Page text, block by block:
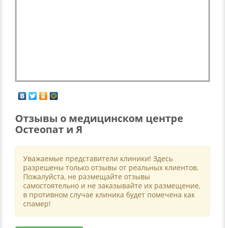
Отзывы о медицинском центре
Остеопат и Я
Уважаемые представители клиники! Здесь
разрешены только отзывы от реальных клиентов.
Пожалуйста, не размещайте отзывы
самостоятельно и не заказывайте их размещение,
в противном случае клиника будет помечена как
спамер!